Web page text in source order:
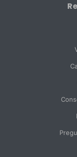
SELECCIONAR
Consulta